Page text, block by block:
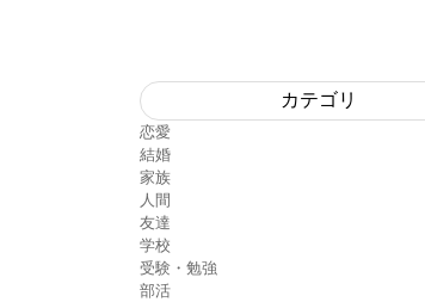
カテゴリ
恋愛
結婚
家族
人間
友達
学校
受験・勉強
部活